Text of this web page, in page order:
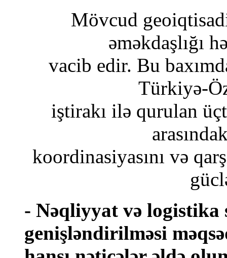
Mövcud
əməkdaşlığı
vacib edir. Bu
Türkiyə-
iştirakı ilə qurulan
koordinasiyasını və
- Nəqliyyat və logistika
genişləndirilməsi